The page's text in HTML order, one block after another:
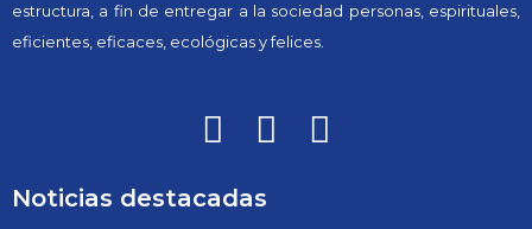
estructura, a fin de entregar a la sociedad personas, espirituales,
eficientes, eficaces, ecológicas y felices.
Noticias destacadas